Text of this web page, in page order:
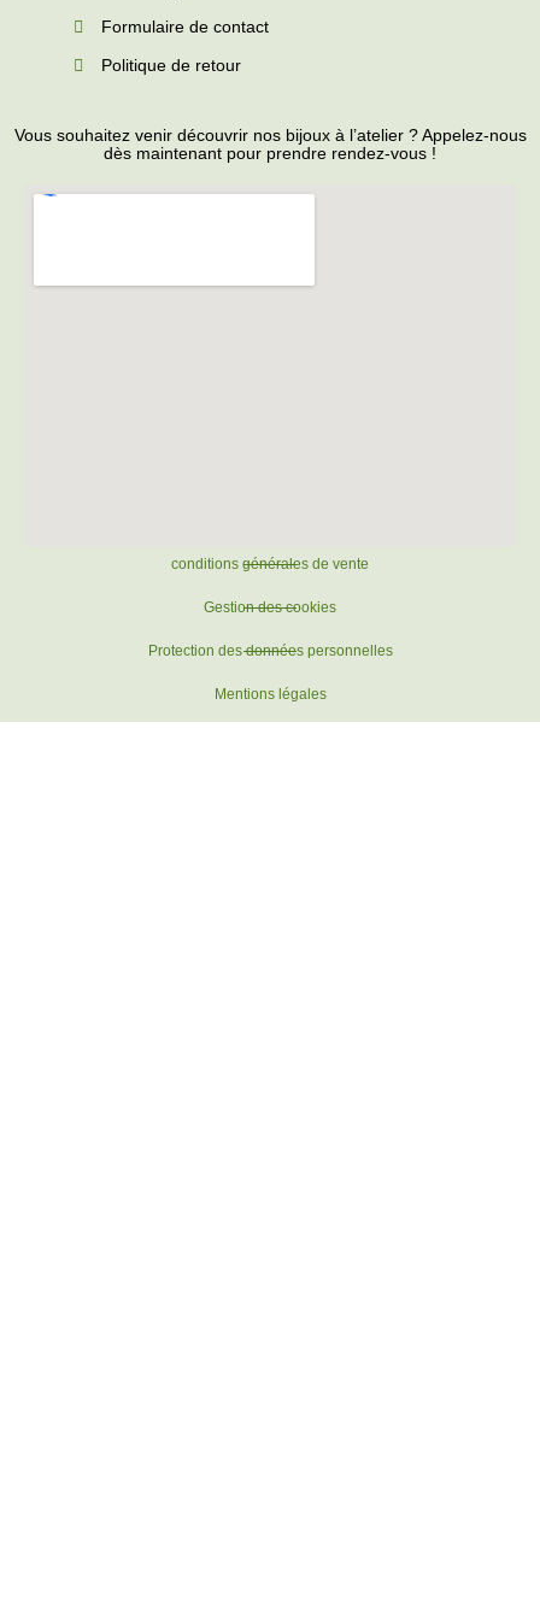
Formulaire de contact
Politique de retour
Vous souhaitez venir découvrir nos bijoux à l’atelier ? Appelez-nous
dès maintenant pour prendre rendez-vous !
conditions générales de vente
Gestion des cookies
Protection des données personnelles
Mentions légales